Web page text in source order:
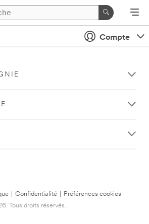
Compte
Confidentialité
Préférences cookies
Tous droits réservés.